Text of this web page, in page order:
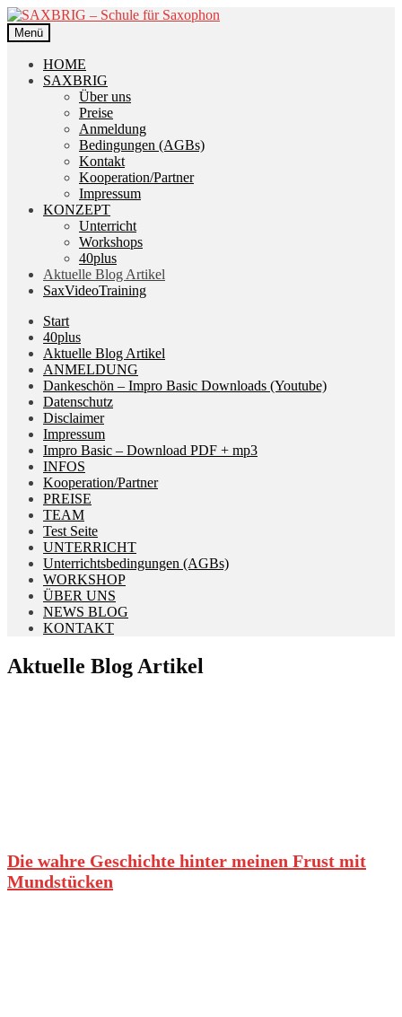
Zur
Navigation
springen
Zum
Inhalt
springen
Menü
HOME
SAXBRIG
Über uns
Preise
Anmeldung
Bedingungen (AGBs)
Kontakt
Kooperation/Partner
Impressum
KONZEPT
Unterricht
Workshops
40plus
Aktuelle Blog Artikel
SaxVideoTraining
Start
40plus
Aktuelle Blog Artikel
ANMELDUNG
Dankeschön – Impro Basic Downloads (Youtube)
Datenschutz
Disclaimer
Impressum
Impro Basic – Download PDF + mp3
INFOS
Kooperation/Partner
PREISE
TEAM
Test Seite
UNTERRICHT
Unterrichtsbedingungen (AGBs)
WORKSHOP
ÜBER UNS
NEWS BLOG
KONTAKT
Aktuelle Blog Artikel
Die wahre Geschichte hinter meinen Frust mit
Mundstücken